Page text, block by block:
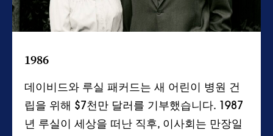
1986
데이비드와 루실 패커드는 새 어린이 병원 건
립을 위해 $7천만 달러를 기부했습니다. 1987
년 루실이 세상을 떠난 직후, 이사회는 만장일